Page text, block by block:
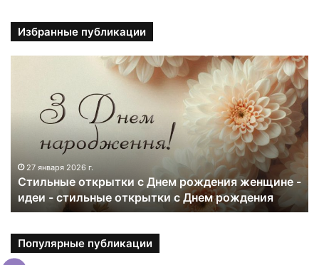
Избранные публикации
к
т
27 января 2026 г.
Стильные открытки с Днем рождения женщине -
идеи - стильные открытки с Днем рождения
Популярные публикации